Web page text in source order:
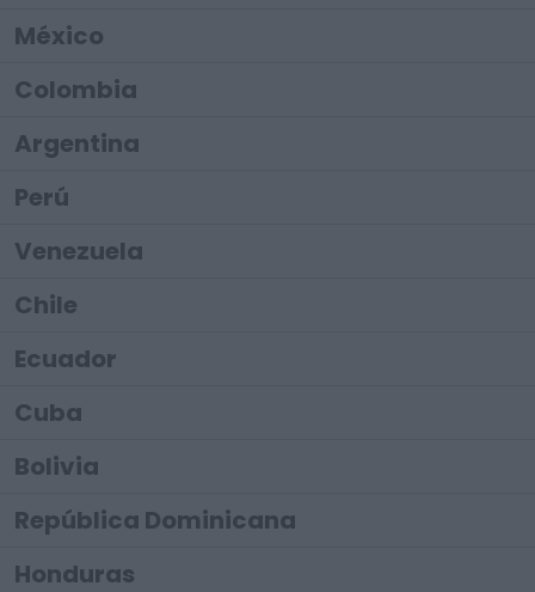
México
Colombia
Argentina
Perú
Venezuela
Chile
Ecuador
Cuba
Bolivia
República Dominicana
Honduras